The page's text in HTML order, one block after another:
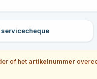
of het artikelnummer